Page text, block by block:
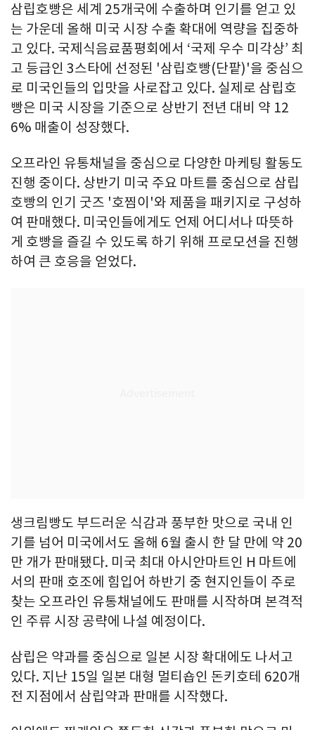
삼립호빵은 세계 25개국에 수출하며 인기를 얻고 있
는 가운데 올해 미국 시장 수출 확대에 역량을 집중하
고 있다. 국제식음료품평회에서 ‘국제 우수 미각상’ 최
고 등급인 3스타에 선정된 '삼립호빵(단팥)'을 중심으
로 미국인들의 입맛을 사로잡고 있다. 실제로 삼립호
빵은 미국 시장을 기준으로 상반기 전년 대비 약 12
6% 매출이 성장했다.
오프라인 유통채널을 중심으로 다양한 마케팅 활동도
진행 중이다. 상반기 미국 주요 마트를 중심으로 삼립
호빵의 인기 굿즈 '호찜이'와 제품을 패키지로 구성하
여 판매했다. 미국인들에게도 언제 어디서나 따뜻하
게 호빵을 즐길 수 있도록 하기 위해 프로모션을 진행
하여 큰 호응을 얻었다.
생크림빵도 부드러운 식감과 풍부한 맛으로 국내 인
기를 넘어 미국에서도 올해 6월 출시 한 달 만에 약 20
만 개가 판매됐다. 미국 최대 아시안마트인 H 마트에
서의 판매 호조에 힘입어 하반기 중 현지인들이 주로
찾는 오프라인 유통채널에도 판매를 시작하며 본격적
인 주류 시장 공략에 나설 예정이다.
삼립은 약과를 중심으로 일본 시장 확대에도 나서고
있다. 지난 15일 일본 대형 멀티숍인 돈키호테 620개
전 지점에서 삼립약과 판매를 시작했다.